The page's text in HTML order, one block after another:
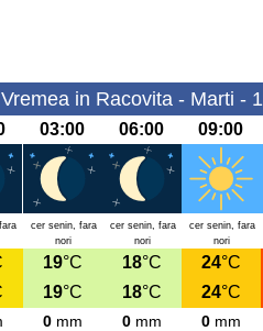
Vremea in Racovita - Marti -
03:00 06:00 09:00
cer senin, fara
nori
cer senin, fara
nori
cer senin, fara
nori
19°C 18°C 24°C
19°C 18°C 24°C
0mm 0mm 0mm